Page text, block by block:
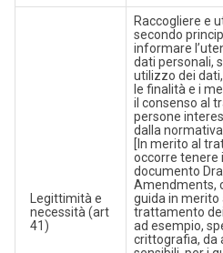
Legittimità e
necessità (art
41)
Raccogliere e
secondo
informare
dati personali,
utilizzo dei
le finalità e i
il consenso al
persone
dalla normativa.
[In merito al
occorre tenere
documento
Amendments,
guida in merito
trattamento
ad esempio,
crittografia, da